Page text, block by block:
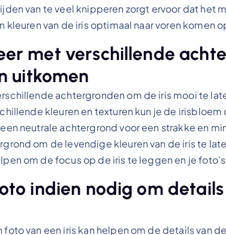
van te veel knipperen zorgt ervoor dat het
kleuren van de iris optimaal naar voren komen
met verschillende
uitkomen
achtergronden om de iris mooi te
kleuren en texturen kun je de
neutrale achtergrond voor een strakke en
om de levendige kleuren van de iris te
om de focus op de iris te leggen en je
indien nodig om
foto van een iris kan helpen om de details van